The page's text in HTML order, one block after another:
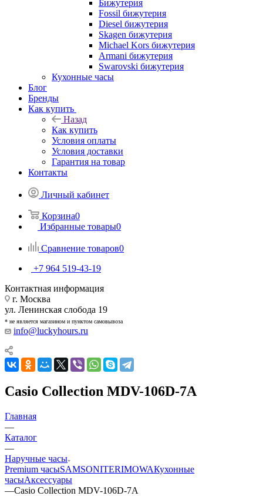
Бижутерия
Fossil бижутерия
Diesel бижутерия
Skagen бижутерия
Michael Kors бижутерия
Armani бижутерия
Swarovski бижутерия
Кухонные часы
Блог
Бренды
Как купить
Назад
Как купить
Условия оплаты
Условия доставки
Гарантия на товар
Контакты
Личный кабинет
Корзина0
Избранные товары0
Сравнение товаров0
+7 964 519-43-19
Контактная информация
г. Москва
ул. Ленинская слобода 19
* не является магазином и пунктом самовывоза
info@luckyhours.ru
Casio Collection MDV-106D-7A
Главная
—
Каталог
—
Наручные часы
Premium часыSAMSONITERIMOWAКухонные
часыАксессуары
—Casio Collection MDV-106D-7A